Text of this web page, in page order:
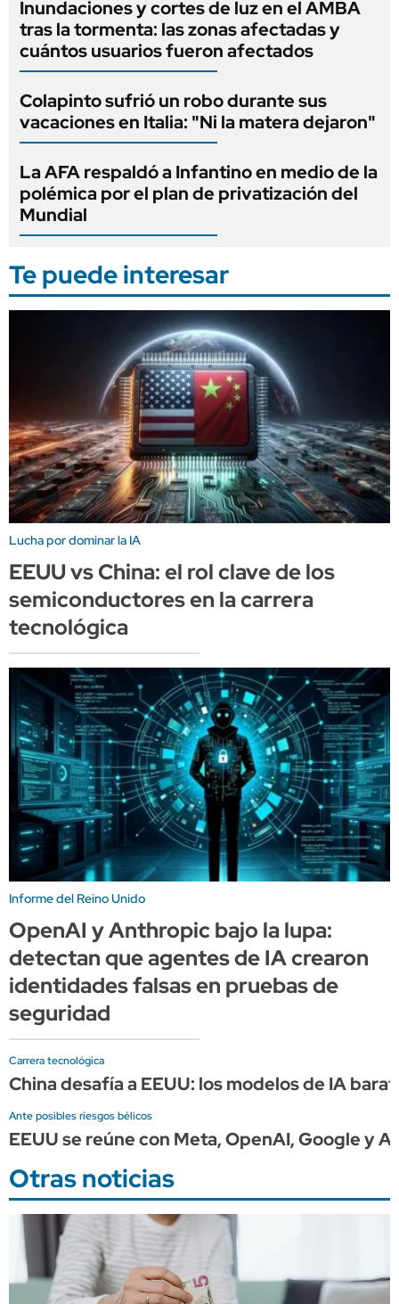
Inundaciones y cortes de luz en el AMBA
tras la tormenta: las zonas afectadas y
cuántos usuarios fueron afectados
Colapinto sufrió un robo durante sus
vacaciones en Italia: "Ni la matera dejaron"
La AFA respaldó a Infantino en medio de la
polémica por el plan de privatización del
Mundial
Te puede interesar
Lucha por dominar la IA
EEUU vs China: el rol clave de los
semiconductores en la carrera
tecnológica
Informe del Reino Unido
OpenAI y Anthropic bajo la lupa:
detectan que agentes de IA crearon
identidades falsas en pruebas de
seguridad
Carrera tecnológica
China desafía a EEUU: los modelos de IA
Ante posibles riesgos bélicos
EEUU se reúne con Meta, OpenAI, Google y
Otras noticias